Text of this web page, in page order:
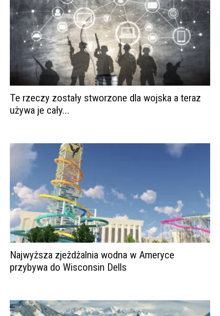
Te rzeczy zostały stworzone dla wojska a teraz
używa je cały...
Najwyższa zjeżdżalnia wodna w Ameryce
przybywa do Wisconsin Dells